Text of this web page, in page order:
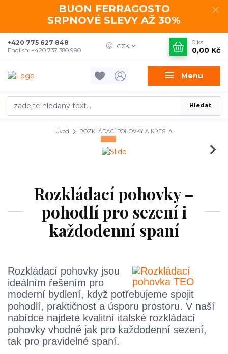
BUON FERRAGOSTO
SRPNOVÉ SLEVY AŽ 30%
Menu
CZK
Hledat
+420 775 627 848
English: +420 737 380 990
0 ks
0,00 Kč
Úvod ROZKLÁDACÍ POHOVKY A KŘESLA
Rozkládací pohovky –
pohodlí pro sezení i
každodenní spaní
Rozkládací pohovky jsou
ideálním řešením pro
moderní bydlení, když potřebujeme spojit
pohodlí, praktičnost a úsporu prostoru. V naší
nabídce najdete kvalitní italské rozkládací
pohovky vhodné jak pro každodenní sezení,
tak pro pravidelné spaní.